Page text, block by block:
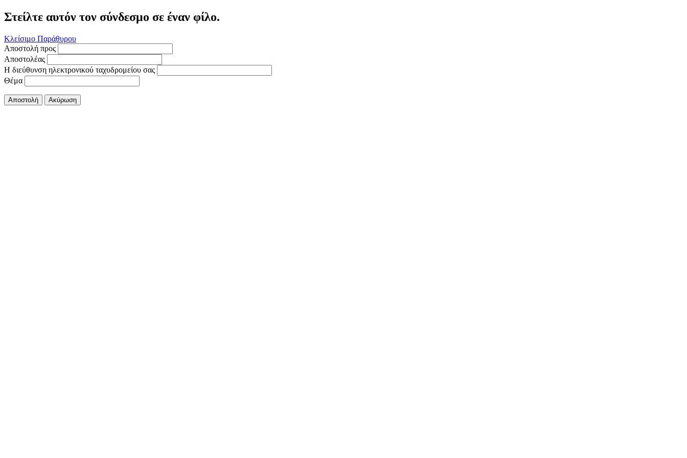
Στείλτε αυτόν τον σύνδεσμο σε έναν φίλο.
Κλείσιμο Παράθυρου
Αποστολή προς
Αποστολέας
Η διεύθυνση ηλεκτρονικού ταχυδρομείου σας
Θέμα
Αποστολή Ακύρωση